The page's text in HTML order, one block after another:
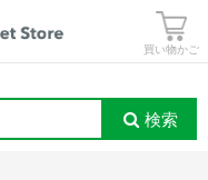
買い物かご
検索